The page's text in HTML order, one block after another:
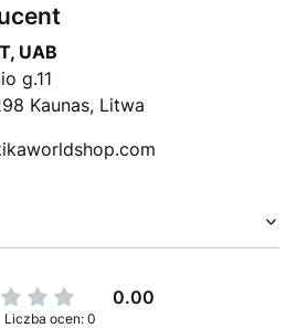
UAB
g.11
Kaunas, Litwa
0.00
Liczba ocen: 0